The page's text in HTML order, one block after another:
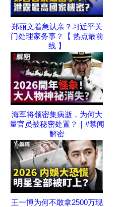
郑丽文着急认亲？习近平关
门处理家务事？【 热点最前
线 】
海军将领密集病逝，为何大
量官员被秘密处置？｜#禁闻
解密
王一博为何不敢拿2500万现